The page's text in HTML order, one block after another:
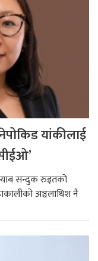
यांकीलाई
सन्दुक रुइतको
अञ्चलाधिश नै